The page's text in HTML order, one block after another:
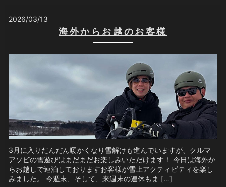
2026/03/13
海外からお越のお客様
3月に入りだんだん暖かくなり雪解けも進んでいますが、クルマ
アソビの雪遊びはまだまだお楽しみいただけます！ 今日は海外か
らお越しで連泊しておりますお客様が雪上アクティビティを楽し
みました。 今週末、そして、来週末の連休もま […]